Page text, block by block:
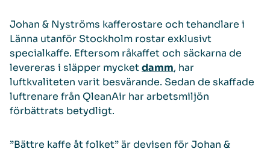
Johan & Nyströms kafferostare och tehandlare i
Länna utanför Stockholm rostar exklusivt
specialkaffe. Eftersom råkaffet och säckarna de
levereras i släpper mycketdamm, har
luftkvaliteten varit besvärande. Sedan de skaffade
luftrenare från QleanAir har arbetsmiljön
förbättrats betydligt.
”Bättre kaffe åt folket” är devisen för Johan &